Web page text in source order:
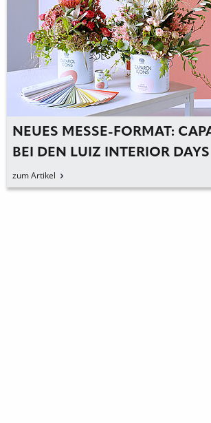
NEUES MESSE-FORMAT:
BEI DEN LUIZ INTERIOR DAYS
zum Artikel